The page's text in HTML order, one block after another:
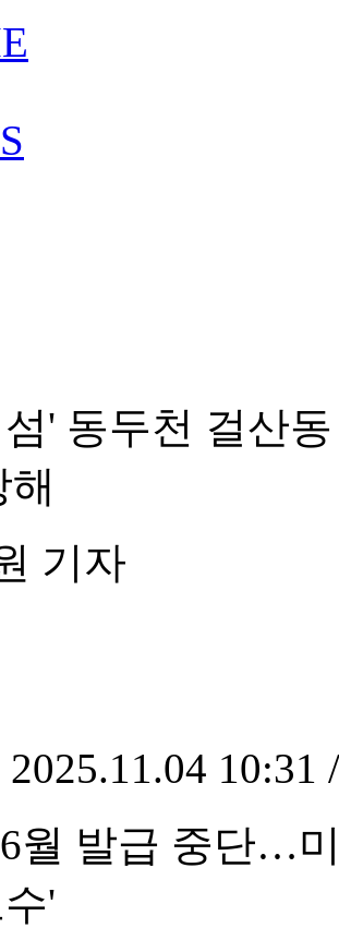
' 동두천 걸산
해
기자
10:31
월 발급 중단…
'